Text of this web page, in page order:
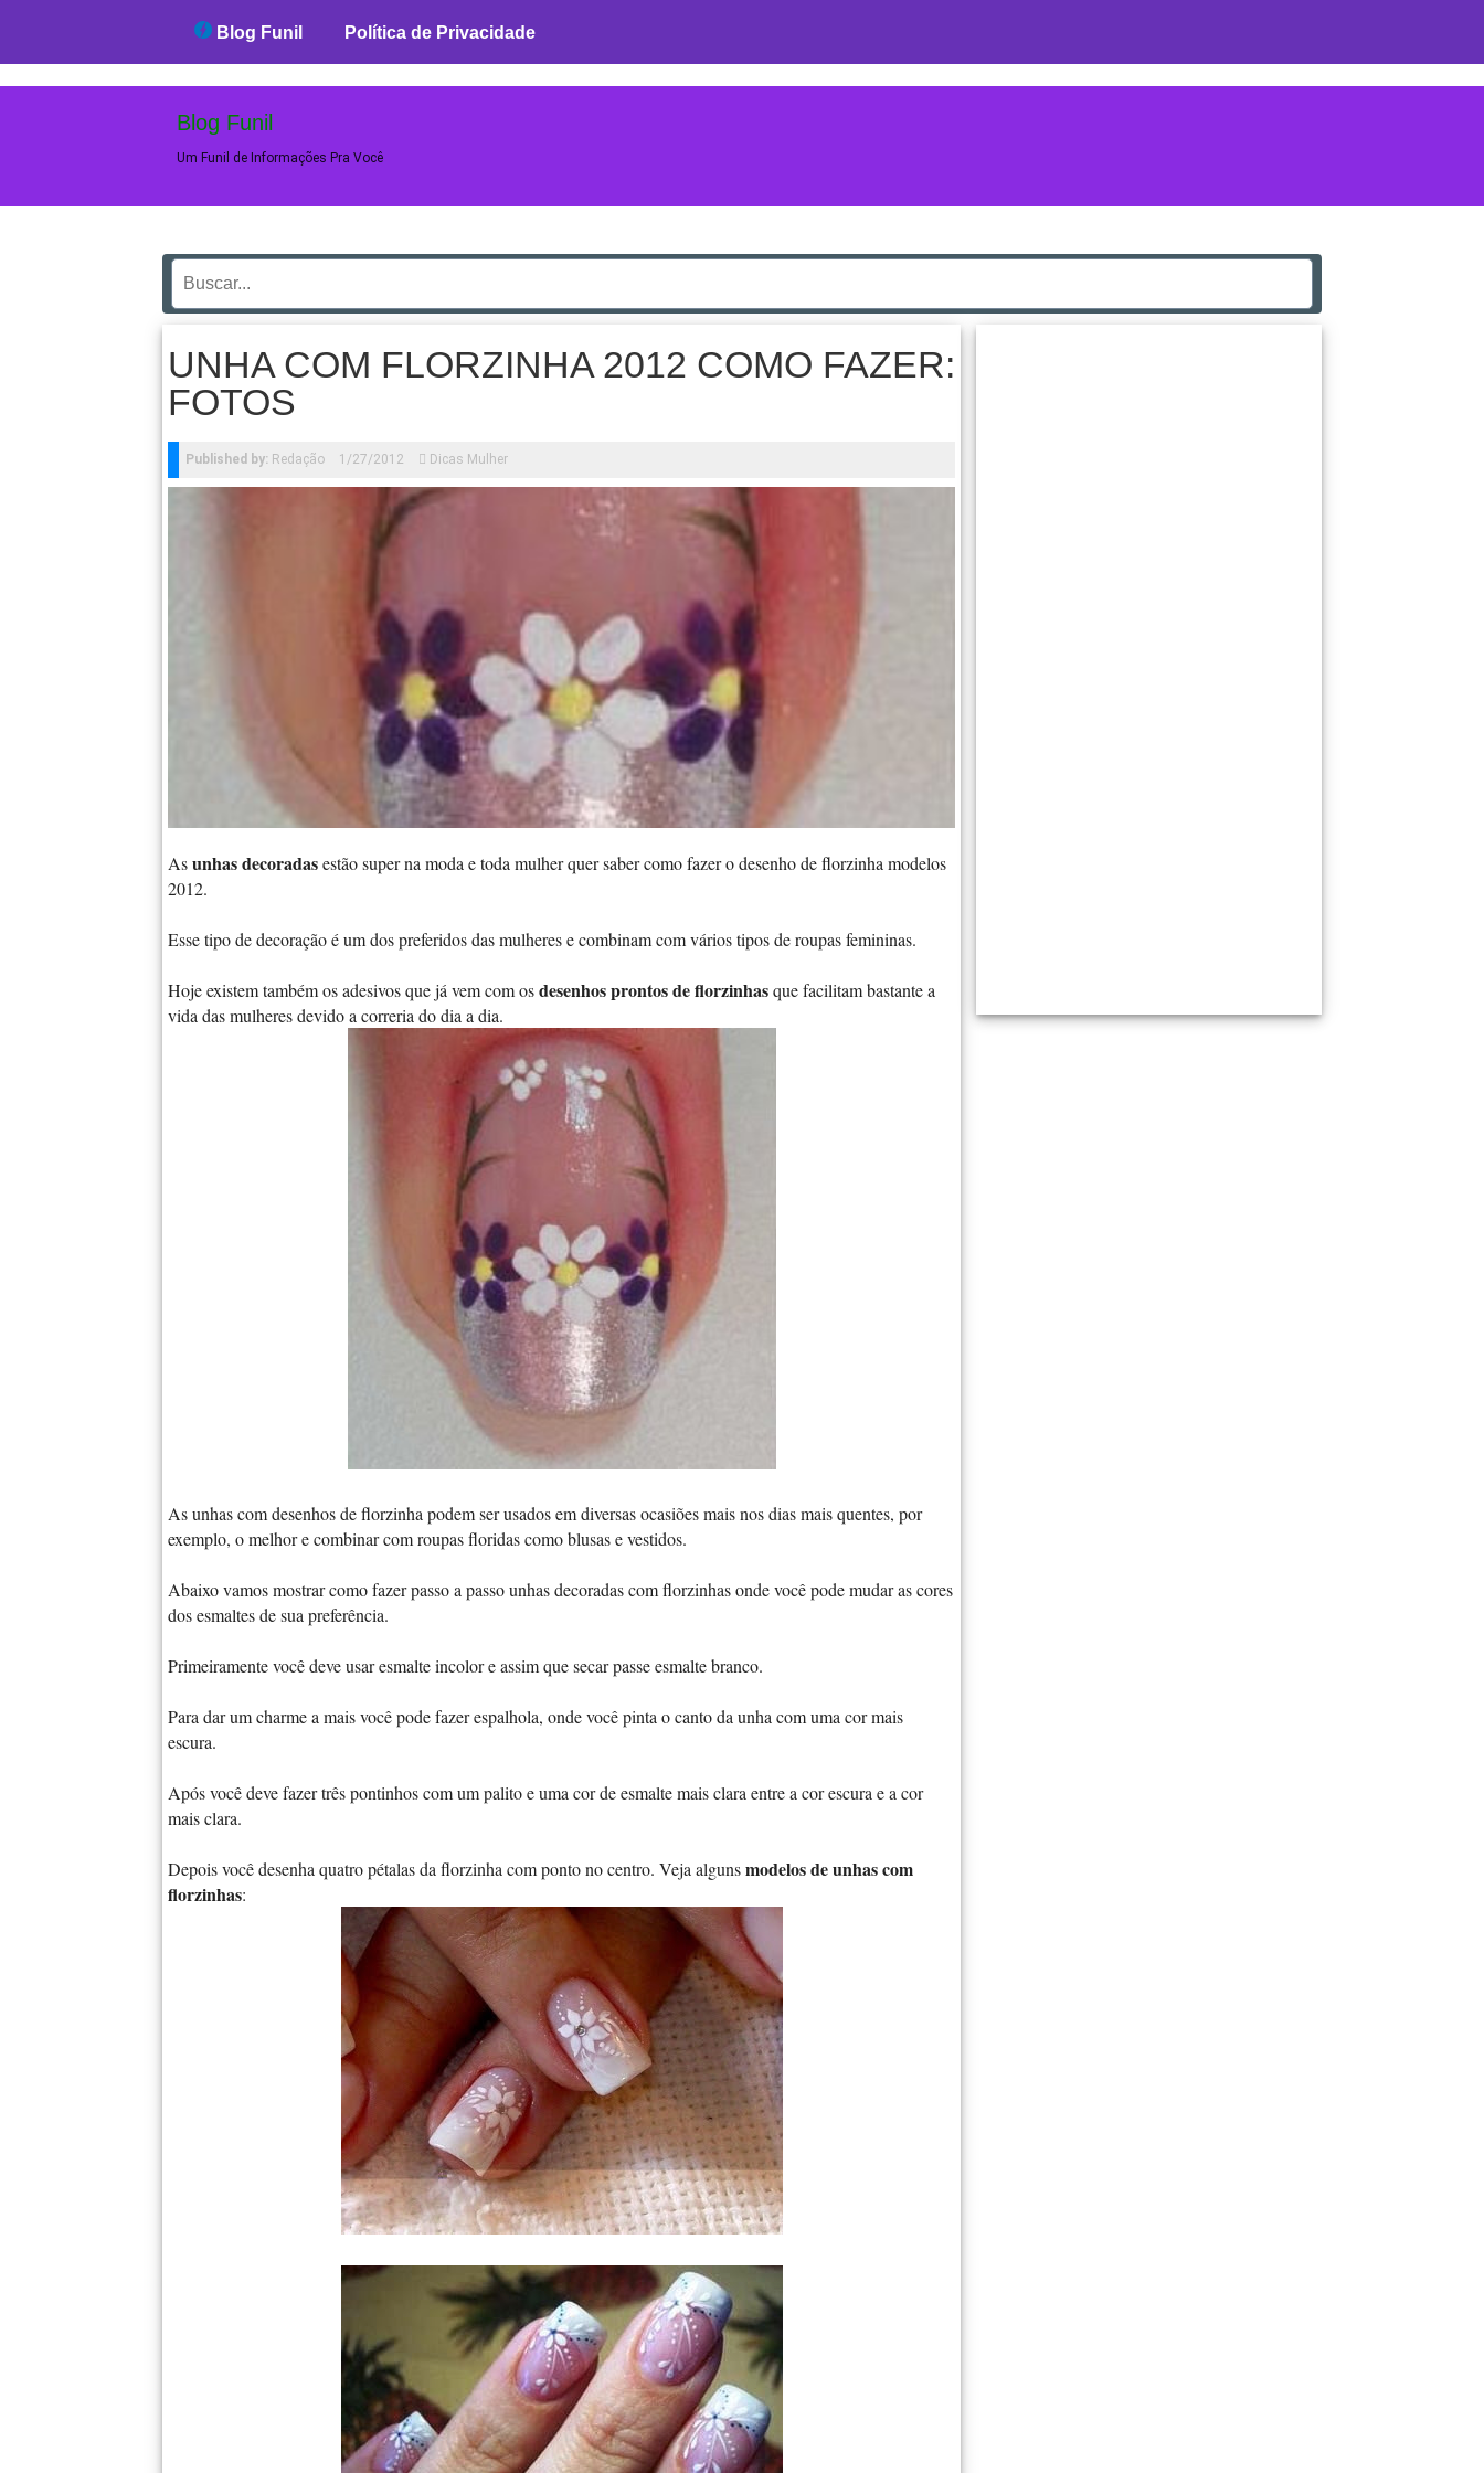
Blog Funil Política de Privacidade
Blog Funil
Um Funil de Informações Pra Você
UNHA COM FLORZINHA 2012 COMO FAZER:
FOTOS
Published by: Redação 1/27/2012 Dicas Mulher
Asunhas decoradasestão super na moda e toda mulher quer saber como fazer o desenho de florzinha modelos
2012.
Esse tipo de decoração é um dos preferidos das mulheres e combinam com vários tipos de roupas femininas.
Hoje existem também os adesivos que já vem com osdesenhos prontos de florzinhasque facilitam bastante a
vida das mulheres devido a correria do dia a dia.
As unhas com desenhos de florzinha podem ser usados em diversas ocasiões mais nos dias mais quentes, por
exemplo, o melhor e combinar com roupas floridas como blusas e vestidos.
Abaixo vamos mostrar como fazer passo a passo unhas decoradas com florzinhas onde você pode mudar as cores
dos esmaltes de sua preferência.
Primeiramente você deve usar esmalte incolor e assim que secar passe esmalte branco.
Para dar um charme a mais você pode fazer espalhola, onde você pinta o canto da unha com uma cor mais
escura.
Após você deve fazer três pontinhos com um palito e uma cor de esmalte mais clara entre a cor escura e a cor
mais clara.
Depois você desenha quatro pétalas da florzinha com ponto no centro. Veja algunsmodelos de unhas com
florzinhas: